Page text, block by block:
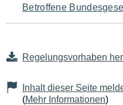
Betroffene
Regelungsvorhaben
Inhalt dieser Seite
(Mehr Informationen)